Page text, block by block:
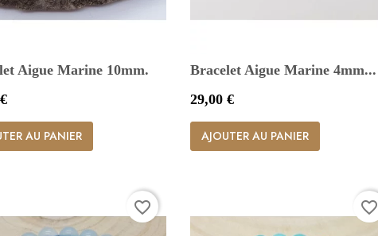
Aigue Marine 10mm.
AU PANIER
Bracelet Aigue Marine 4mm...
Prix
29,00 €
AJOUTER AU PANIER
favorite_border favorite_border